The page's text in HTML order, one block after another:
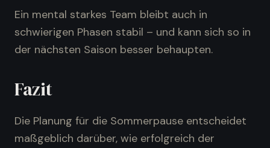
Ein mental starkes Team bleibt auch in
schwierigen Phasen stabil – und kann sich so in
der nächsten Saison besser behaupten.
Fazit
Die Planung für die Sommerpause entscheidet
maßgeblich darüber, wie erfolgreich der